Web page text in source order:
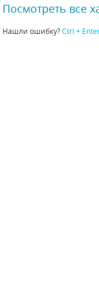
Посмотреть все
Нашли ошибку?Ctrl +